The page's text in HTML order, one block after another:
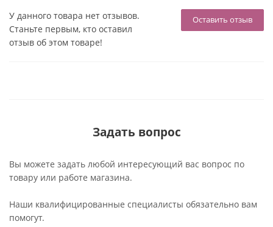
Оставить отзыв
У данного товара нет отзывов.
Станьте первым, кто оставил
отзыв об этом товаре!
Задать вопрос
Вы можете задать любой интересующий вас вопрос по
товару или работе магазина.
Наши квалифицированные специалисты обязательно вам
помогут.